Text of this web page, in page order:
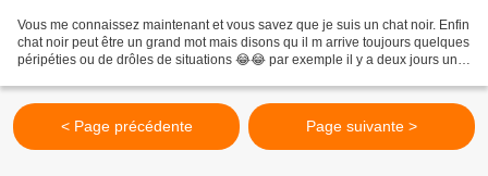
Vous me connaissez maintenant et vous savez que je suis un chat noir. Enfin
chat noir peut être un grand mot mais disons qu il m arrive toujours quelques
péripéties ou de drôles de situations 😂😂 par exemple il y a deux jours une
< Page précédente Page suivante >